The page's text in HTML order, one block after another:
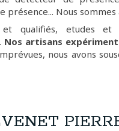
présence... Nous
et qualifiés, etudes et
Nos artisans
nous avons